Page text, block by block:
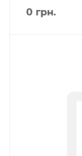
0 грн.